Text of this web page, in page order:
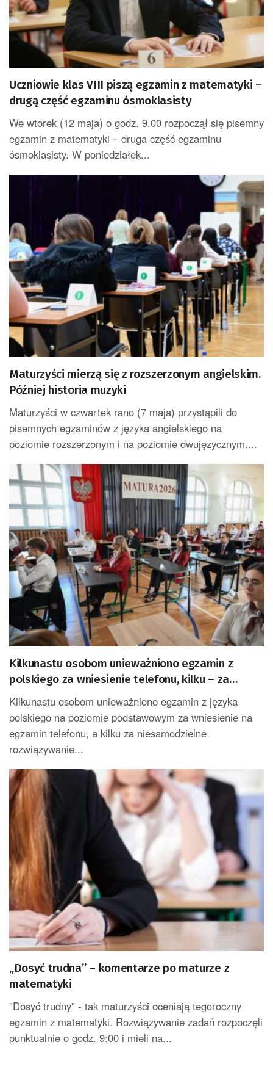
Uczniowie klas VIII piszą egzamin z matematyki –
drugą część egzaminu ósmoklasisty
We wtorek (12 maja) o godz. 9.00 rozpoczął się pisemny
egzamin z matematyki – druga część egzaminu
ósmoklasisty. W poniedziałek...
Maturzyści mierzą się z rozszerzonym angielskim.
Później historia muzyki
Maturzyści w czwartek rano (7 maja) przystąpili do
pisemnych egzaminów z języka angielskiego na
poziomie rozszerzonym i na poziomie dwujęzycznym....
Kilkunastu osobom unieważniono egzamin z
polskiego za wniesienie telefonu, kilku – za
ściąganie
Kilkunastu osobom unieważniono egzamin z języka
polskiego na poziomie podstawowym za wniesienie na
egzamin telefonu, a kilku za niesamodzielne
rozwiązywanie...
„Dosyć trudna” – komentarze po maturze z
matematyki
"Dosyć trudny" - tak maturzyści oceniają tegoroczny
egzamin z matematyki. Rozwiązywanie zadań rozpoczęli
punktualnie o godz. 9:00 i mieli na...